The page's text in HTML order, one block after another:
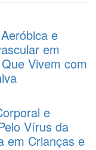
e
em
Vivem com
e
Vírus da
em Crianças e